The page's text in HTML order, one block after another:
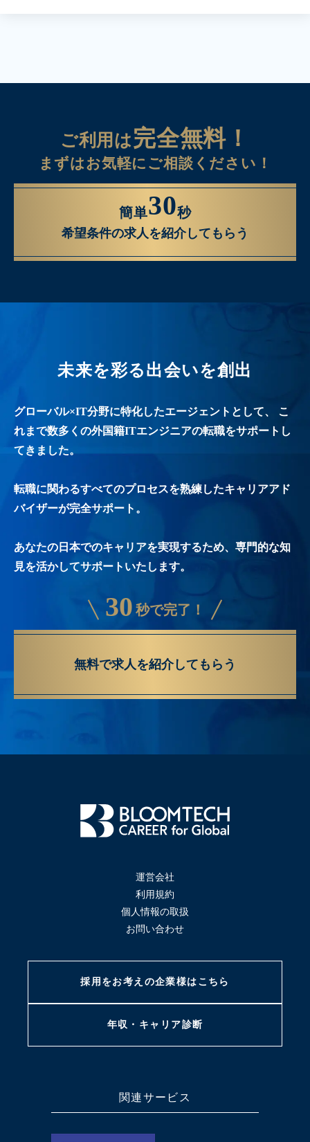
ご利用は完全無料！
まずはお気軽にご相談ください！
簡単30秒
希望条件の求人を紹介してもらう
未来を彩る出会いを創出
グローバル×IT分野に特化したエージェントとして、
こ
れまで数多くの外国籍ITエンジニアの転職をサポートし
てきました。
転職に関わるすべてのプロセスを熟練したキャリアアド
バイザーが完全サポート。
あなたの日本でのキャリアを実現するため、専門的な知
見を活かしてサポートいたします。
30 秒で完了！
無料で求人を紹介してもらう
運営会社
利用規約
個人情報の取扱
お問い合わせ
採用をお考えの企業様はこちら
年収・キャリア診断
関連サービス